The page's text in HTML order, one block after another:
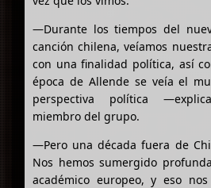
—Durante los tiempos del
canción chilena, veíamos
con una finalidad política, así
época de Allende se veía el
perspectiva política
miembro del grupo.
—Pero una década fuera de
Nos hemos sumergido
académico europeo, y eso